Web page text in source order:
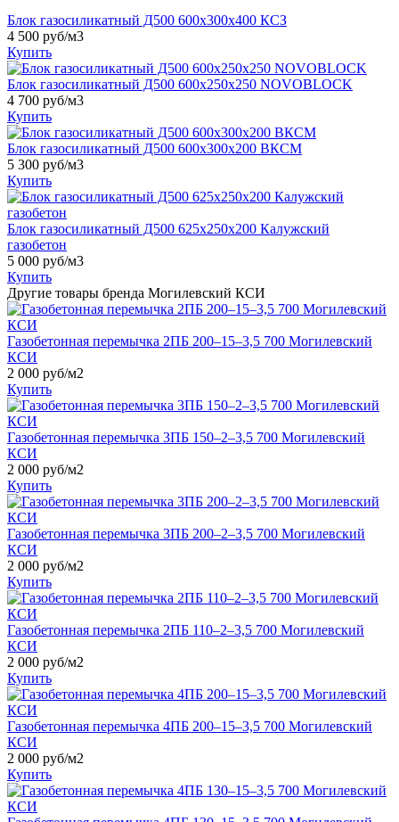
Блок газосиликатный Д500 600х300х400 КСЗ
4 500 руб/м3
Купить
Блок газосиликатный Д500 600х250х250 NOVOBLOCK
4 700 руб/м3
Купить
Блок газосиликатный Д500 600x300x200 ВКСМ
5 300 руб/м3
Купить
Блок газосиликатный Д500 625х250х200 Калужский
газобетон
5 000 руб/м3
Купить
Другие товары бренда Могилевский КСИ
Газобетонная перемычка 2ПБ 200–15–3,5 700 Могилевский
КСИ
2 000 руб/м2
Купить
Газобетонная перемычка 3ПБ 150–2–3,5 700 Могилевский
КСИ
2 000 руб/м2
Купить
Газобетонная перемычка 3ПБ 200–2–3,5 700 Могилевский
КСИ
2 000 руб/м2
Купить
Газобетонная перемычка 2ПБ 110–2–3,5 700 Могилевский
КСИ
2 000 руб/м2
Купить
Газобетонная перемычка 4ПБ 200–15–3,5 700 Могилевский
КСИ
2 000 руб/м2
Купить